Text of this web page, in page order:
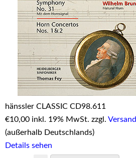
hänssler CLASSIC CD98.611
€10,00 inkl. 19% MwSt. zzgl. Versand
(außerhalb Deutschlands)
Details sehen